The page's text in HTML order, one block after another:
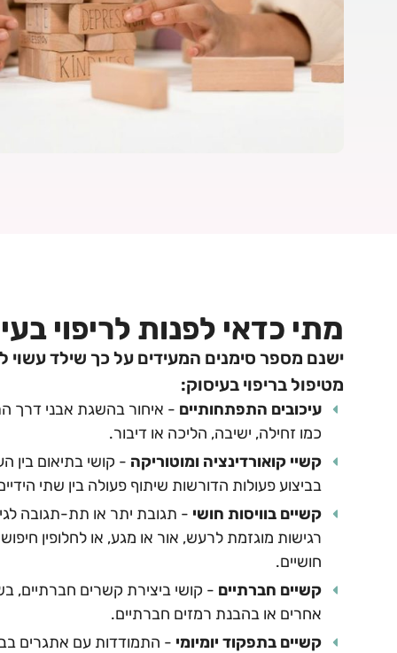
מתי כדאי לפנות לריפוי
ישנם מספר סימנים המעידים על כך שילד עשוי
מטיפול בריפוי בעיסוק:
עיכובים התפתחותיים - איחור בהשגת אבני דרך
כמו זחילה, ישיבה, הליכה או דיבור.
קשיי קואורדינציה ומוטוריקה - קושי בתיאום בין
בביצוע פעולות הדורשות שיתוף פעולה בין שתי
קשיים בוויסות חושי - תגובת יתר או תת-תגובה
רגישות מוגזמת לרעש, אור או מגע, או לחלופין חיפוש
חושיים.
קשיים חברתיים - קושי ביצירת קשרים חברתיים,
אחרים או בהבנת רמזים חברתיים.
קשיים בתפקוד יומיומי - התמודדות עם אתגרים